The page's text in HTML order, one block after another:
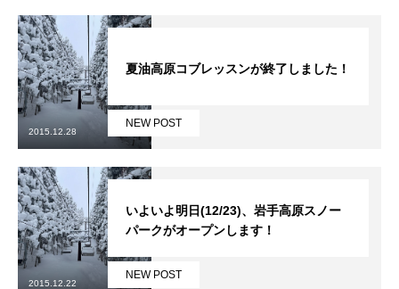
宮城山形
岩手高原
レッスンテーマから選ぶ
初級1
初級2
NEW POST
夏油高原コブレッスンが終了しました！
2015.12.28
NEW POST
いよいよ明日(12/23)、岩手高原スノー
パークがオープンします！
2015.12.22